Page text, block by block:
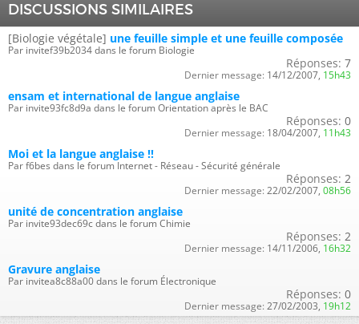
DISCUSSIONS SIMILAIRES
[Biologie végétale] une feuille simple et une feuille composée
Par invitef39b2034 dans le forum Biologie
Réponses: 7
Dernier message: 14/12/2007, 15h43
ensam et international de langue anglaise
Par invite93fc8d9a dans le forum Orientation après le BAC
Réponses: 0
Dernier message: 18/04/2007, 11h43
Moi et la langue anglaise !!
Par f6bes dans le forum Internet - Réseau - Sécurité générale
Réponses: 2
Dernier message: 22/02/2007, 08h56
unité de concentration anglaise
Par invite93dec69c dans le forum Chimie
Réponses: 2
Dernier message: 14/11/2006, 16h32
Gravure anglaise
Par invitea8c88a00 dans le forum Électronique
Réponses: 0
Dernier message: 27/02/2003, 19h12